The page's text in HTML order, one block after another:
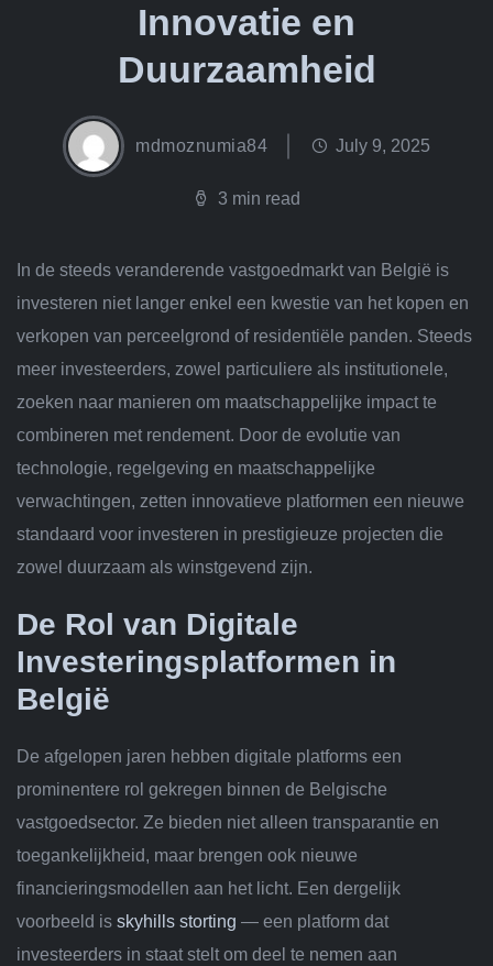
Innovatie en
Duurzaamheid
mdmoznumia84 July 9, 2025
3 min read
In de steeds veranderende vastgoedmarkt van België is
investeren niet langer enkel een kwestie van het kopen en
verkopen van perceelgrond of residentiële panden. Steeds
meer investeerders, zowel particuliere als institutionele,
zoeken naar manieren om maatschappelijke impact te
combineren met rendement. Door de evolutie van
technologie, regelgeving en maatschappelijke
verwachtingen, zetten innovatieve platformen een nieuwe
standaard voor investeren in prestigieuze projecten die
zowel duurzaam als winstgevend zijn.
De Rol van Digitale
Investeringsplatformen in
België
De afgelopen jaren hebben digitale platforms een
prominentere rol gekregen binnen de Belgische
vastgoedsector. Ze bieden niet alleen transparantie en
toegankelijkheid, maar brengen ook nieuwe
financieringsmodellen aan het licht. Een dergelijk
voorbeeld is skyhills storting — een platform dat
investeerders in staat stelt om deel te nemen aan